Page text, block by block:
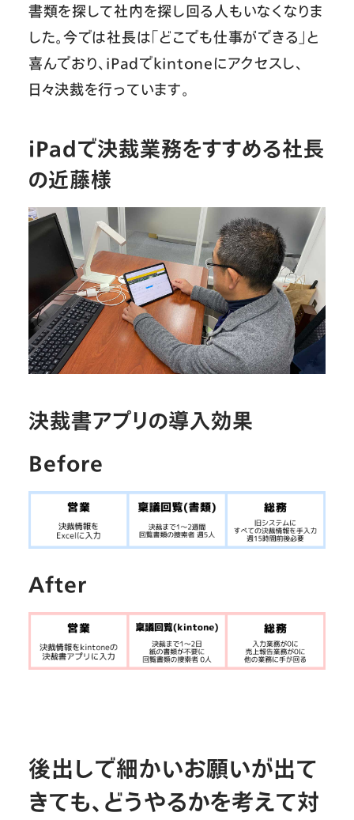
書類を探して社内を探し回る人もいなくなりま
した。今では社長は「どこでも仕事ができる」と
喜んでおり、iPadでkintoneにアクセスし、
日々決裁を行っています。
iPadで決裁業務をすすめる社長
の近藤様
決裁書アプリの導入効果
Before
After
後出しで細かいお願いが出て
きても、どうやるかを考えて対